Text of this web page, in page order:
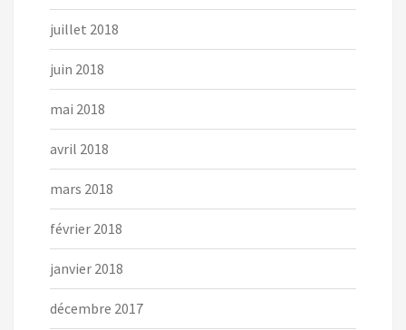
juillet 2018
juin 2018
mai 2018
avril 2018
mars 2018
février 2018
janvier 2018
décembre 2017